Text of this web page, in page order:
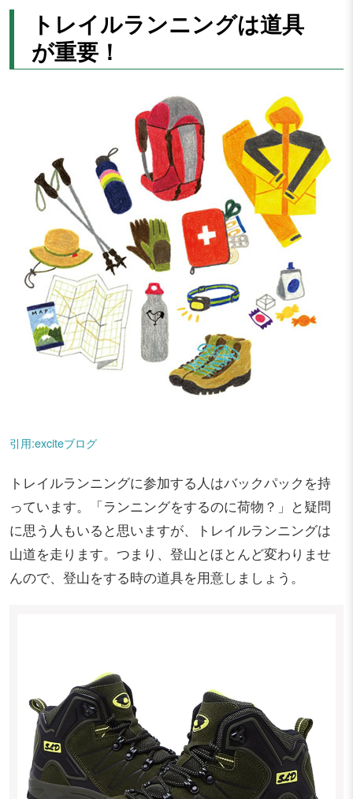
トレイルランニングは道具
が重要！
引用:exciteブログ
トレイルランニングに参加する人はバックパックを持
っています。「ランニングをするのに荷物？」と疑問
に思う人もいると思いますが、トレイルランニングは
山道を走ります。つまり、登山とほとんど変わりませ
んので、登山をする時の道具を用意しましょう。